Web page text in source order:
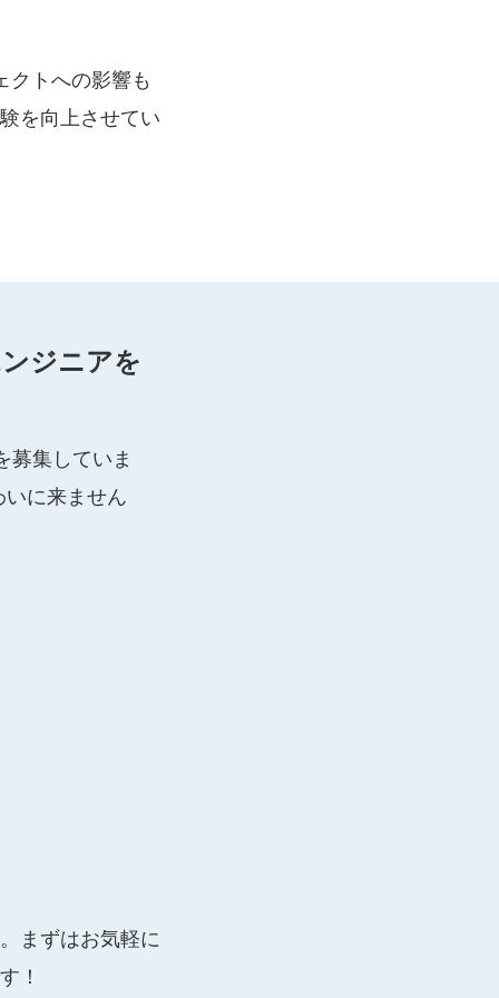
クトへの影響も
を向上させてい
ジニアを
募集していま
に来ません
まずはお気軽に
！